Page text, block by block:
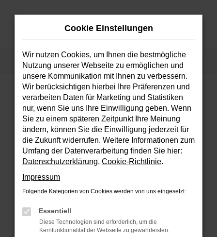
Zum
Startseite Fahrzeugsuche
FEHLER: NETWORK ERROR
Beim Laden ist ein Fehler aufgetreten.
Hier sind ein paar Tipps, die dir helfen können:
Überprüfe deine Firewall und deine
Internetverbindung.
Laden andere Webseiten, zum Beispiel
deine Suchmaschine?
Prüfe deine Browsererweiterungen.
Manche Erweiterungen, wie Werbeblocker,
können das Laden bestimmter Seiten
Cookie Einstellungen
Wir nutzen Cookies, um Ihnen die bestmögliche
Nutzung unserer Webseite zu ermöglichen und
unsere Kommunikation mit Ihnen zu verbessern.
Wir berücksichtigen hierbei Ihre Präferenzen und
verarbeiten Daten für Marketing und Statistiken
nur, wenn Sie uns Ihre Einwilligung geben. Wenn
Sie zu einem späteren Zeitpunkt Ihre Meinung
ändern, können Sie die Einwilligung jederzeit für
die Zukunft widerrufen. Weitere Informationen zum
Umfang der Datenverarbeitung finden Sie hier:
Datenschutzerklärung, Cookie-Richtlinie.
Impressum
Folgende Kategorien von Cookies werden von uns eingesetzt:
Essentiell
Diese Technologien sind erforderlich, um die
Kernfunktionalität der Webseite zu gewährleisten.